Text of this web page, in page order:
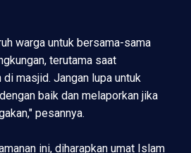
warga untuk bersama-sama
terutama saat
masjid. Jangan lupa untuk
baik dan melaporkan jika
pesannya.
ini, diharapkan umat Islam